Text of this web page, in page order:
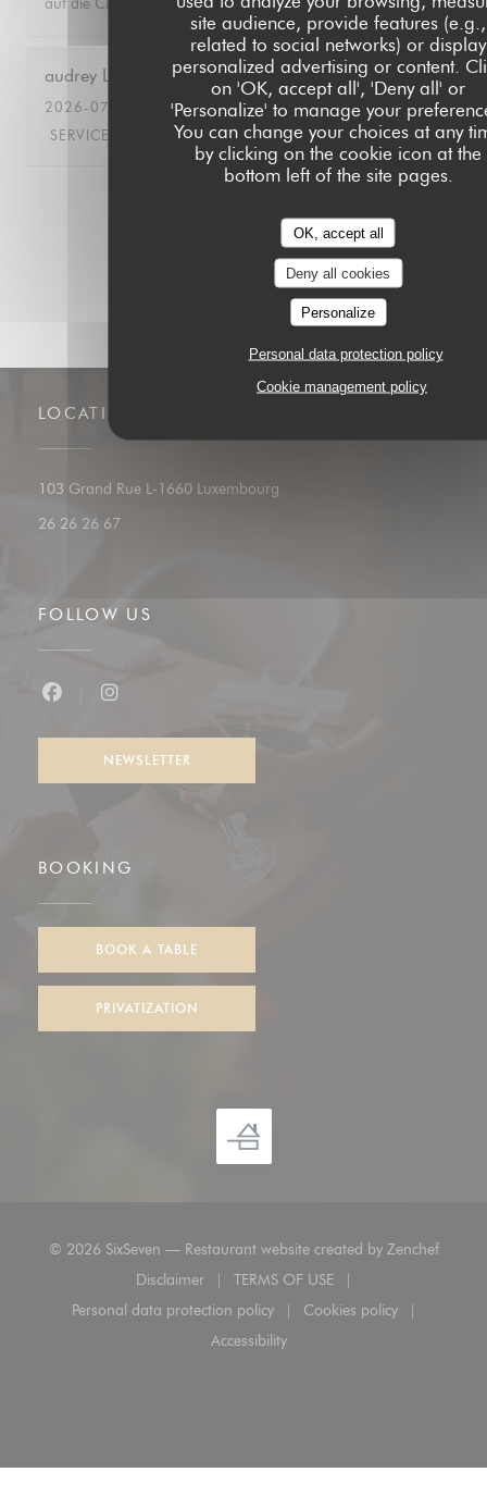
site audience, provide features (e.g.,
related to social networks) or display
personalized advertising or content.
on 'OK, accept all', 'Deny all' or
'Personalize' to manage your
You can change your choices at any
by clicking on the cookie icon at the
bottom left of the site pages.
OK, accept all
Deny all cookies
Personalize
Personal data protection policy
Cookie management policy
auf die City und das Menü gleichermassen!
audrey L
2026-07-09
- 18:30 - GUESTS 15
SERVICE
AMBIANCE: 5/5 FOOD: 4/5 VALUE: 4/5
LOCATION
103 Grand Rue L-1660 Luxembourg
26 26 26 67
FOLLOW US
NEWSLETTER
BOOKING
BOOK A TABLE
PRIVATIZATION
© 2026 SixSeven — Restaurant website created by Zenchef
Disclaimer
((opens in a new window))
TERMS OF USE
((opens in a new window))
Personal data protection policy
((opens in a new window))
Cookies policy
((opens in a new
Accessibility
((opens in a new window))